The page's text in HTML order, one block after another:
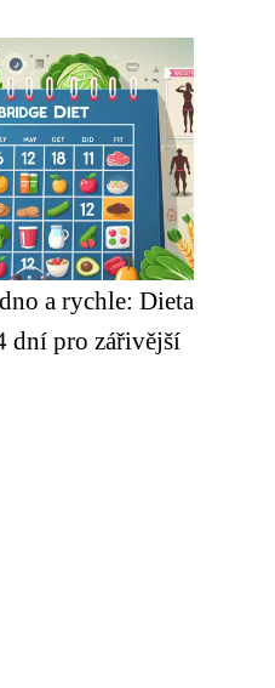
a rychle: Dieta
dní pro zářivější